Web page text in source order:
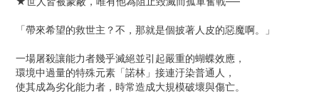
「帶來希望的救世主？不，那就是個披著人皮的惡魔啊。」
一場屠殺讓能力者幾乎滅絕並引起嚴重的蝴蝶效應，
環境中過量的特殊元素「諾林」接連汙染普通人，
使其成為劣化能力者，時常造成大規模破壞與傷亡。